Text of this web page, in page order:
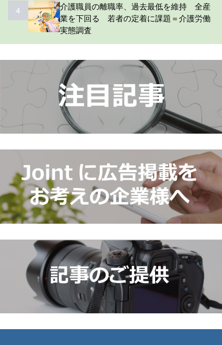
4
介護職員の離職率、過去最低を維持 全産
業を下回る 若者の定着に課題＝介護労働
実態調査